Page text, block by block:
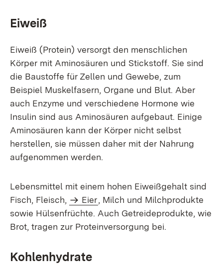
Eiweiß
Eiweiß (Protein) versorgt den menschlichen
Körper mit Aminosäuren und Stickstoff. Sie sind
die Baustoffe für Zellen und Gewebe, zum
Beispiel Muskelfasern, Organe und Blut. Aber
auch Enzyme und verschiedene Hormone wie
Insulin sind aus Aminosäuren aufgebaut. Einige
Aminosäuren kann der Körper nicht selbst
herstellen, sie müssen daher mit der Nahrung
aufgenommen werden.
Lebensmittel mit einem hohen Eiweißgehalt sind
Fisch, Fleisch,
Eier, Milch und Milchprodukte
sowie Hülsenfrüchte. Auch Getreideprodukte, wie
Brot, tragen zur Proteinversorgung bei.
Kohlenhydrate